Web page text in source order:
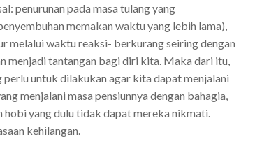
penurunan pada masa tulang yang
memakan waktu yang lebih lama),
melalui waktu reaksi- berkurang seiring dengan
menjadi tantangan bagi diri kita. Maka dari itu,
perlu untuk dilakukan agar kita dapat menjalani
menjalani masa pensiunnya dengan bahagia,
yang dulu tidak dapat mereka nikmati.
kehilangan.